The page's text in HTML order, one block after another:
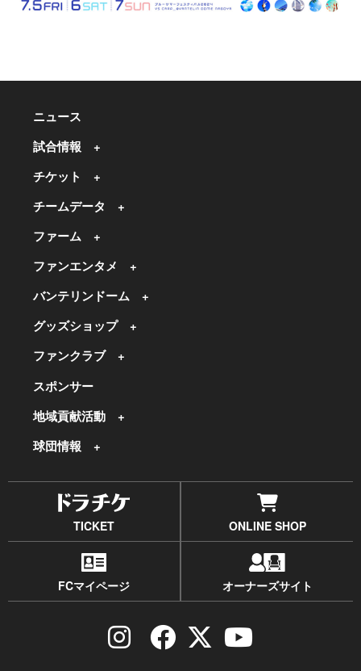
ニュース
試合情報
チケット
チームデータ
ファーム
ファンエンタメ
バンテリンドーム
グッズショップ
ファンクラブ
スポンサー
地域貢献活動
球団情報
TICKET ONLINE SHOP
FCマイページ オーナーズサイト